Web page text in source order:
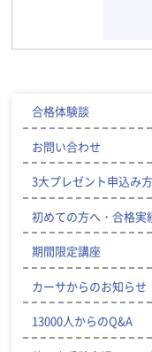
合格体験談
お問い合わせ
3大プレゼント申込み
初めての方へ・合格実
期間限定講座
カーサからのお知らせ
13000人からのQ&A